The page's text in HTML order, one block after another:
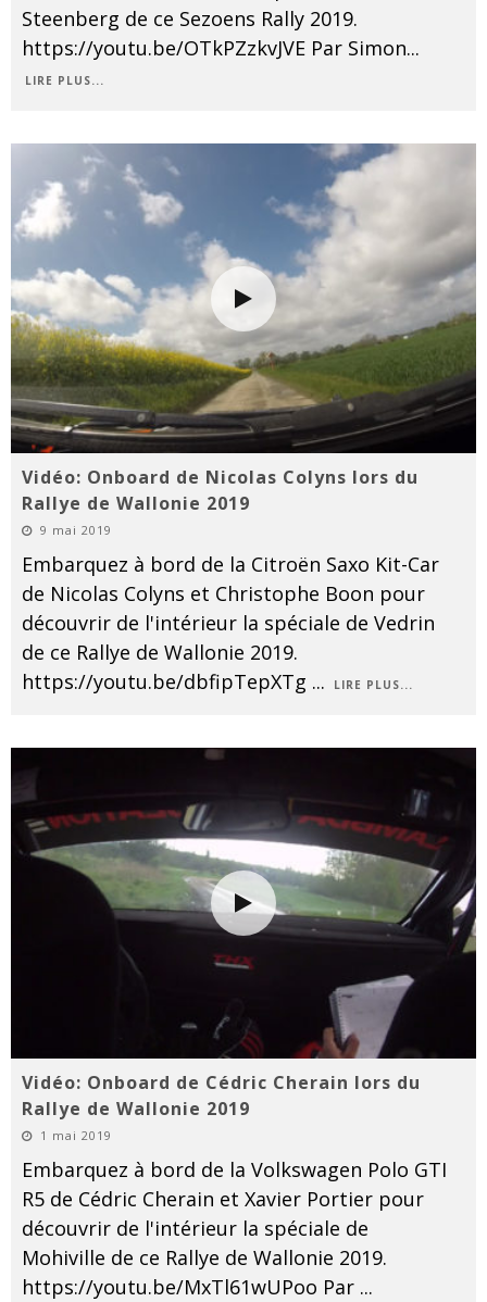
Steenberg de ce Sezoens Rally 2019.
https://youtu.be/OTkPZzkvJVE Par Simon...
LIRE PLUS...
Vidéo: Onboard de Nicolas Colyns lors du
Rallye de Wallonie 2019
9 mai 2019
Embarquez à bord de la Citroën Saxo Kit-Car
de Nicolas Colyns et Christophe Boon pour
découvrir de l'intérieur la spéciale de Vedrin
de ce Rallye de Wallonie 2019.
https://youtu.be/dbfipTepXTg ... LIRE PLUS...
Vidéo: Onboard de Cédric Cherain lors du
Rallye de Wallonie 2019
1 mai 2019
Embarquez à bord de la Volkswagen Polo GTI
R5 de Cédric Cherain et Xavier Portier pour
découvrir de l'intérieur la spéciale de
Mohiville de ce Rallye de Wallonie 2019.
https://youtu.be/MxTl61wUPoo Par ...